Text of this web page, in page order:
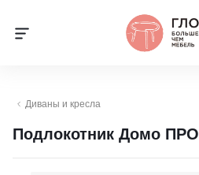
Диваны и кресла
Подлокотник Домо ПРО